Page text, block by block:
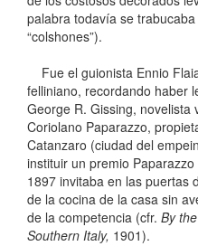
palabra todavía se trabucaba
“colshones”).
Fue el guionista Ennio
felliniano, recordando haber
George R. Gissing, novelista
Coriolano Paparazzo,
Catanzaro (ciudad del
instituir un premio
1897 invitaba en las puertas
de la cocina de la casa sin
de la competencia (cfr. By
Southern Italy, 1901).